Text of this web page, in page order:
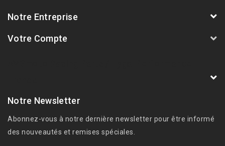
Notre Entreprise
Votre Compte
Notre Newsletter
Abonnez-vous à notre dernière newsletter pour être informé
des nouveautés et remises spéciales.